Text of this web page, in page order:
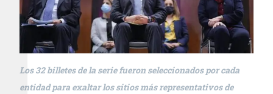
Los 32 billetes de la serie fueron seleccionados por cada
entidad para exaltar los sitios más representativos de